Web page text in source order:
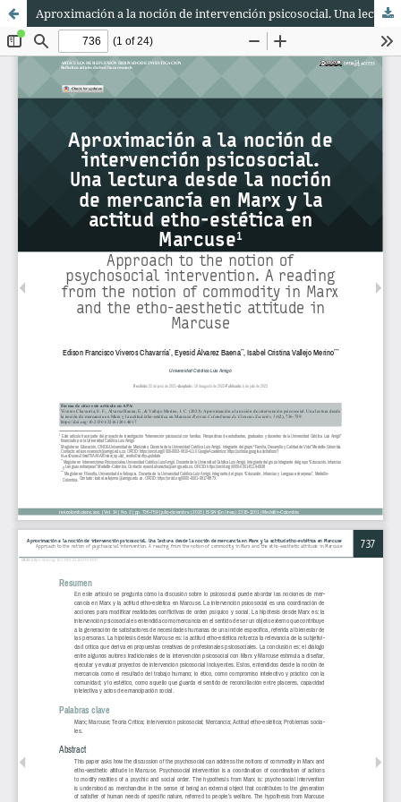
Aproximación a la noción de intervención psicosocial. Una lectura desde la noción de mercancía en Marx y la actitud etho-estética en Marcuse